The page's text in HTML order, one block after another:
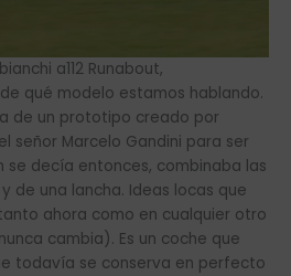
a112 Runabout,
qué modelo estamos hablando.
de un prototipo creado por
señor Marcelo Gandini para ser
se decía entonces, combinaba las
de una lancha. Ideas locas que
ahora como en cualquier otro
cambia). Es un coche que
todavía se conserva en perfecto